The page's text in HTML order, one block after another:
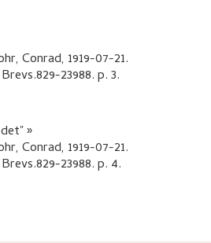
Conrad, 1919-07-21.
23988.p. 3.
Conrad, 1919-07-21.
23988.p. 4.